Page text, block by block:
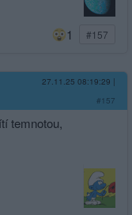
1 #157
27.11.25 08:19:29 |
#157
temnotou,